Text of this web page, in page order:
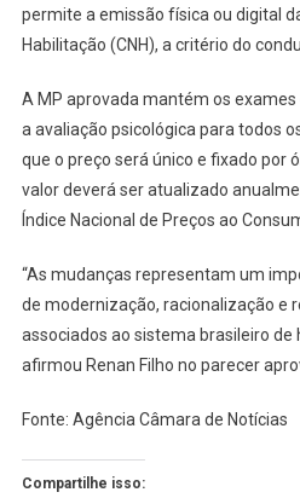
permite a emissão física ou digital
Habilitação (CNH), a critério do
A MP aprovada mantém os
a avaliação psicológica para todos
que o preço será único e fixado por
valor deverá ser atualizado
Índice Nacional de Preços ao
“As mudanças representam um
de modernização, racionalização e
associados ao sistema brasileiro de
afirmou Renan Filho no parecer
Fonte: Agência Câmara de Notícias
Compartilhe isso: